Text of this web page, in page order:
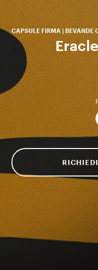
CAPSULE FIRMA | BEVANDE